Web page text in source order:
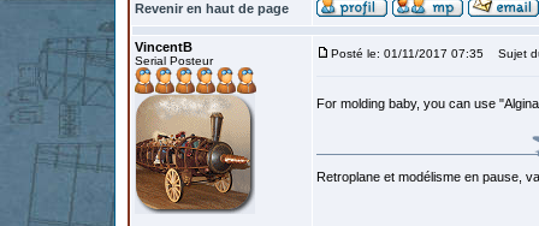
Revenir en haut de page
VincentB
Serial Posteur
Posté le: 01/11/2017 07:35 Sujet
For molding baby, you can use
Retroplane et modélisme en pause,